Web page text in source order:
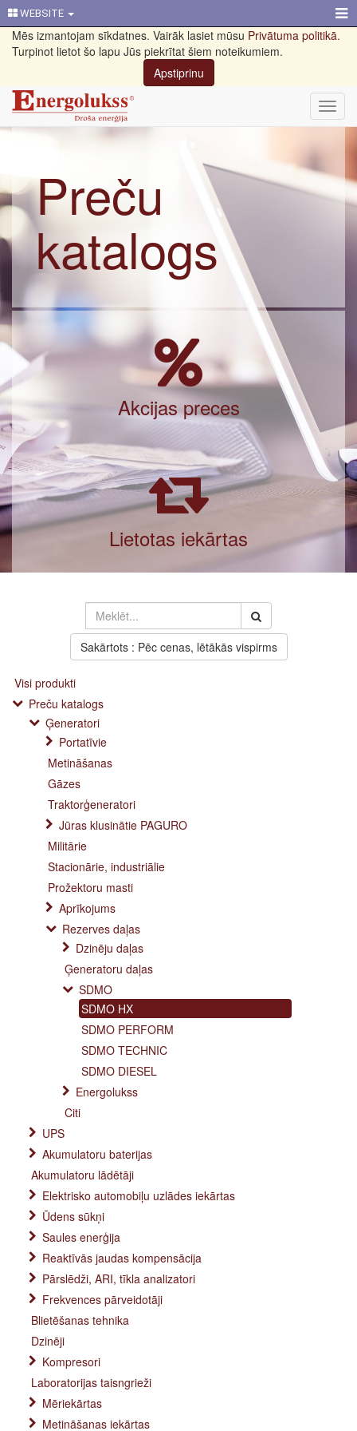
WEBSITE
Mēs izmantojam sīkdatnes. Vairāk lasiet mūsu Privātuma politikā.
Turpinot lietot šo lapu Jūs piekrītat šiem noteikumiem.
Apstiprinu
Preču
katalogs
Akcijas preces
Lietotas iekārtas
Sakārtots : Pēc cenas, lētākās vispirms
Visi produkti
Preču katalogs
Ģeneratori
Portatīvie
Metināšanas
Gāzes
Traktorģeneratori
Jūras klusinātie PAGURO
Militārie
Stacionārie, industriālie
Prožektoru masti
Aprīkojums
Rezerves daļas
Dzinēju daļas
Ģeneratoru daļas
SDMO
SDMO HX
SDMO PERFORM
SDMO TECHNIC
SDMO DIESEL
Energolukss
Citi
UPS
Akumulatoru baterijas
Akumulatoru lādētāji
Elektrisko automobiļu uzlādes iekārtas
Ūdens sūkņi
Saules enerģija
Reaktīvās jaudas kompensācija
Pārslēdži, ARI, tīkla analizatori
Frekvences pārveidotāji
Blietēšanas tehnika
Dzinēji
Kompresori
Laboratorijas taisngrieži
Mēriekārtas
Metināšanas iekārtas